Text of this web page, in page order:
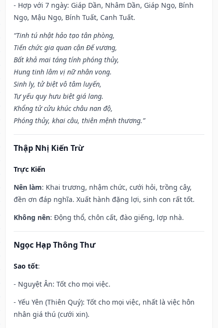
- Hợp với 7 ngày: Giáp Dần, Nhâm Dần, Giáp Ngọ, Bính
Ngọ, Mậu Ngọ, Bính Tuất, Canh Tuất.
“Tinh tú nhật hảo tạo tân phòng,
Tiến chức gia quan cận Đế vương,
Bất khả mai táng tính phóng thủy,
Hung tinh lâm vị nữ nhân vong.
Sinh ly, tử biệt vô tâm luyến,
Tự yếu quy hưu biệt giá lang.
Khổng tử cửu khúc châu nan độ,
Phóng thủy, khai câu, thiên mệnh thương.”
Thập Nhị Kiến Trừ
Trực Kiến
Nên làm: Khai trương, nhậm chức, cưới hỏi, trồng cây,
đền ơn đáp nghĩa. Xuất hành đặng lợi, sinh con rất tốt.
Không nên: Động thổ, chôn cất, đào giếng, lợp nhà.
Ngọc Hạp Thông Thư
Sao tốt:
- Nguyệt Ân: Tốt cho mọi việc.
- Yếu Yên (Thiên Quý): Tốt cho mọi việc, nhất là việc hôn
nhân giá thú (cưới xin).